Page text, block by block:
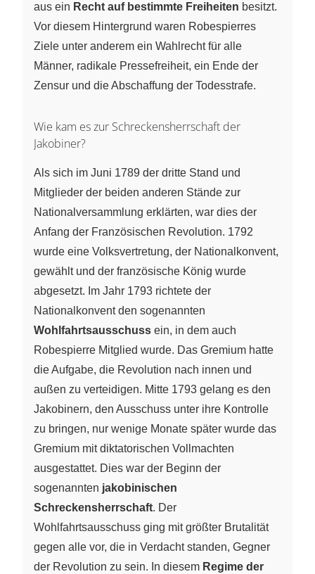
aus ein Recht auf bestimmte Freiheiten besitzt.
Vor diesem Hintergrund waren Robespierres
Ziele unter anderem ein Wahlrecht für alle
Männer, radikale Pressefreiheit, ein Ende der
Zensur und die Abschaffung der Todesstrafe.
Wie kam es zur Schreckensherrschaft der
Jakobiner?
Als sich im Juni 1789 der dritte Stand und
Mitglieder der beiden anderen Stände zur
Nationalversammlung erklärten, war dies der
Anfang der Französischen Revolution. 1792
wurde eine Volksvertretung, der Nationalkonvent,
gewählt und der französische König wurde
abgesetzt. Im Jahr 1793 richtete der
Nationalkonvent den sogenannten
Wohlfahrtsausschuss ein, in dem auch
Robespierre Mitglied wurde. Das Gremium hatte
die Aufgabe, die Revolution nach innen und
außen zu verteidigen. Mitte 1793 gelang es den
Jakobinern, den Ausschuss unter ihre Kontrolle
zu bringen, nur wenige Monate später wurde das
Gremium mit diktatorischen Vollmachten
ausgestattet. Dies war der Beginn der
sogenannten jakobinischen
Schreckensherrschaft. Der
Wohlfahrtsausschuss ging mit größter Brutalität
gegen alle vor, die in Verdacht standen, Gegner
der Revolution zu sein. In diesem Regime der